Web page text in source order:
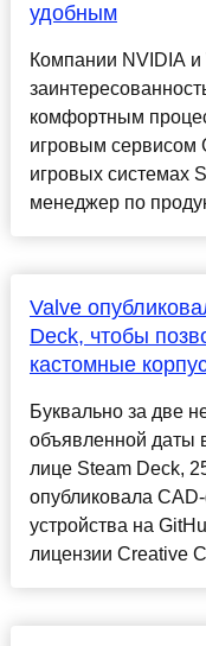
удобным
Компании NVIDIA
комфортным
игровым сервисом
игровых системах
менеджер по
Valve
Deck, чтобы
кастомные
Буквально за две
объявленной даты
лице Steam Deck,
опубликовала
устройства на
лицензии Creative